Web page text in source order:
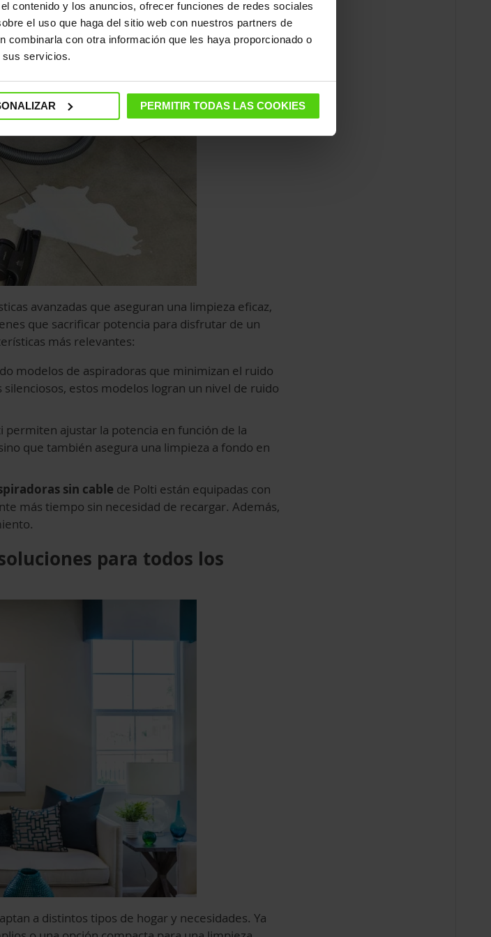
contenido y los anuncios, ofrecer funciones de redes sociales
el uso que haga del sitio web con nuestros partners de
con otra información que les haya proporcionado o
sus servicios.
PERMITIR TODAS LAS COOKIES
avanzadas que aseguran una limpieza eficaz,
que sacrificar potencia para disfrutar de un
más relevantes:
modelos de aspiradoras que minimizan el ruido
estos modelos logran un nivel de ruido
permiten ajustar la potencia en función de la
que también asegura una limpieza a fondo en
sin cable de Polti están equipadas con
más tiempo sin necesidad de recargar. Además,
para todos los
a distintos tipos de hogar y necesidades. Ya